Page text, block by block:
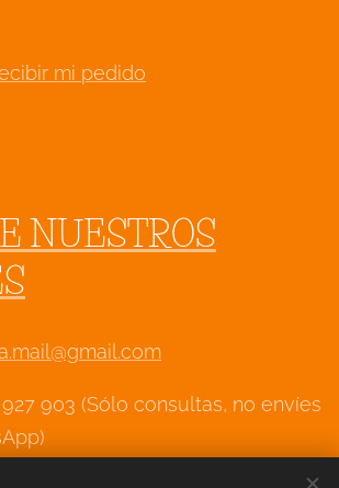
mi pedido
NUESTROS
903 (Sólo consultas, no envíes